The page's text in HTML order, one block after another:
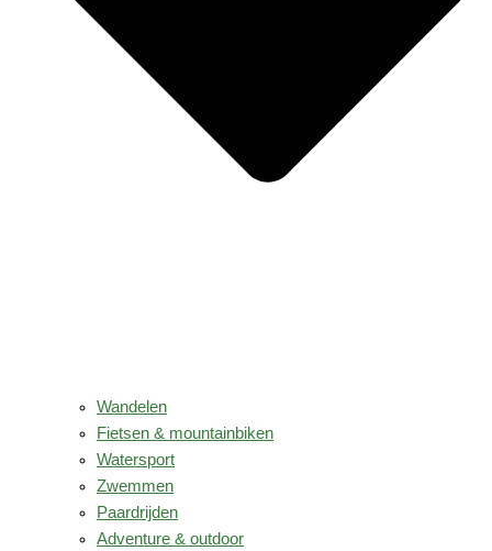
Wandelen
Fietsen & mountainbiken
Watersport
Zwemmen
Paardrijden
Adventure & outdoor